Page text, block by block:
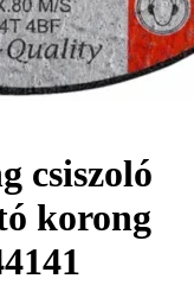
csiszoló
korong